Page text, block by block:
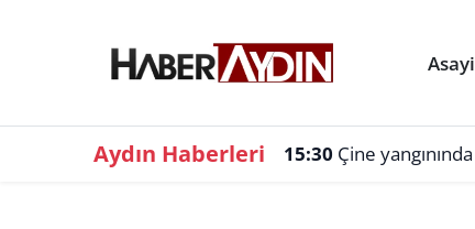
Aydın Haberleri 15:30 Çine